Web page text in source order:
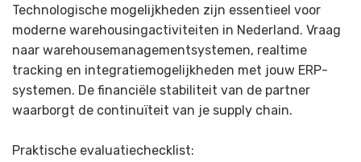
Technologische mogelijkheden zijn essentieel voor
moderne warehousingactiviteiten in Nederland. Vraag
naar warehousemanagementsystemen, realtime
tracking en integratiemogelijkheden met jouw ERP-
systemen. De financiële stabiliteit van de partner
waarborgt de continuïteit van je supply chain.
Praktische evaluatiechecklist: